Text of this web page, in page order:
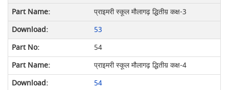
प्राइमरी स्कूल मौलागढ़ द्धितीय़ कक्ष-3
53
54
प्राइमरी स्कूल मौलागढ़ द्धितीय़ कक्ष-4
54